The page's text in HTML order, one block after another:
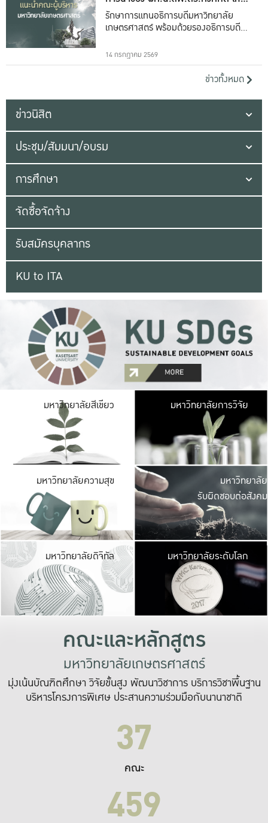
ธรรม
รักษาการแทนอธิการบดีมหาวิทยาลัย
เกษตรศาสตร์ พร้อมด้วยรองอธิการบดีทั้ง
14 กรกฎาคม 2569
ข่าวทั้งหมด
ข่าวนิสิต
ประชุม/สัมมนา/อบรม
การศึกษา
จัดซื้อจัดจ้าง
รับสมัครบุคลากร
KU to ITA
มหาวิทยาลัยสีเขียว มหาวิ
มีพื้นที่เขียวสดใส
เป็นป่าในเมือง เกษต
มหาวิทยาลัยการวิจัย
มหาวิทยาลัยความสุข มหาวิ
ค
เปิดประ
และพบเรื่องราวใ
มหาวิทยาลัย
รับผิดชอบต่อสังคม
มหาวิทยาลัยดิจิทัล มหาวิ
เปลี่ยนแปลง แล
เพื่อทำง
ระบบสารสนเทศ
มหาวิทยาลัยระดับโลก
คณะและหลักสูตร
มหาวิทยาลัยเกษตรศาสตร์
มุ่งเน้นบัณฑิตศึกษา วิจัยขั้นสูง พัฒนาวิชาการ บริการวิชาพื้นฐาน
บริหารโครงการพิเศษ ประสานความร่วมมือกับนานาชาติ
37
คณะ
459